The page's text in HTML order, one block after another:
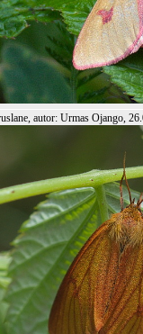
autor: Urmas Ojango,